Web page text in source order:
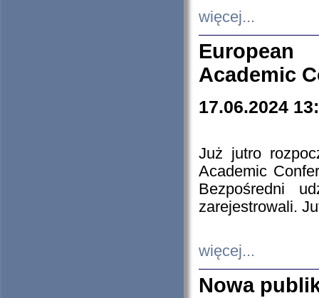
więcej...
European
Academic
17.06.2024
Już jutro
Academic
Bezpośredni
zarejestrowali.
więcej...
Nowa